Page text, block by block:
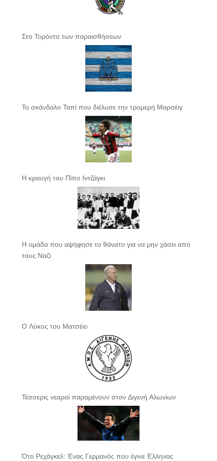
Στο Τορόντο των παραισθήσεων
Το σκάνδαλο Ταπί που διέλυσε την τρομερή Μαρσέιγ
Η κραυγή του Πίπο Ιντζάγκι
Η ομάδα που αψήφησε το θάνατο για να μην χάσει από
τους Ναζί
Ο Λύκος του Ματσέιο
Τέσσερις νεαροί παραμένουν στον Διγενή Αλωνίων
Ότο Ρεχάγκελ: Ένας Γερμανός που έγινε Έλληνας